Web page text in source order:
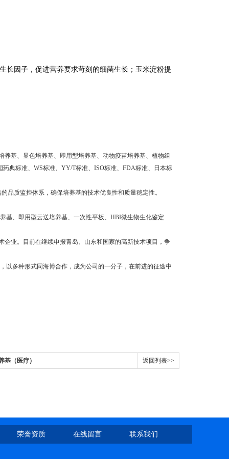
长因子，促进营养要求苛刻的细菌生长；玉米淀粉提
基、显色培养基、即用型培养基、动物疫苗培养基、植物组
典标准、WS标准、YY/T标准、ISO标准、FDA标准、日本标
品质监控体系，确保培养基的技术优良性和质量稳定性。
基、即用型云送培养基、一次性平板、HBI微生物生化鉴定
业。目前在继续申报青岛、山东和国家的高新技术项目，争
以多种形式同海博合作，成为公司的一分子，在前进的征途中
基（医疗） 返回列表>>
荣誉资质 在线留言 联系我们